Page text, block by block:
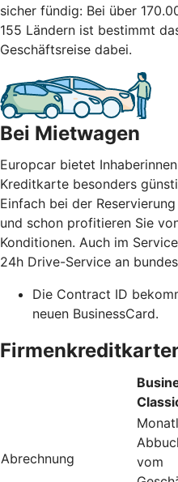
sicher fündig: Bei über
155 Ländern ist bestimmt
Geschäftsreise dabei.
Bei Mietwagen
Europcar bietet
Kreditkarte besonders
Einfach bei der
und schon profitieren Sie
Konditionen. Auch im
24h Drive-Service an
Die Contract ID
neuen BusinessCard.
Abrechnung
vom